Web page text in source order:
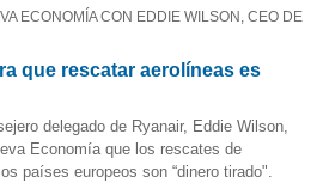
ECONOMÍA CON EDDIE WILSON, CEO DE
que rescatar aerolíneas es
delegado de Ryanair, Eddie Wilson,
Economía que los rescates de
países europeos son “dinero tirado".